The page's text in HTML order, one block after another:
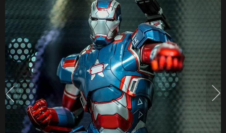
รัก
ฟิก
เกอร์
เกือบ
300
TOY
GALLERY
สวรรค์
สำหรับ
คน
รัก
ฟิก
เกอร์
เกือบ